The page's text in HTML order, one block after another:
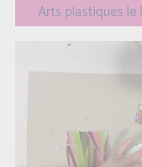
Arts plastiques le